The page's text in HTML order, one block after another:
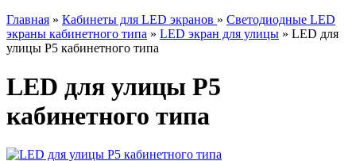
Главная » Кабинеты для LED экранов » Светодиодные LED
экраны кабинетного типа » LED экран для улицы » LED для
улицы P5 кабинетного типа
LED для улицы P5
кабинетного типа